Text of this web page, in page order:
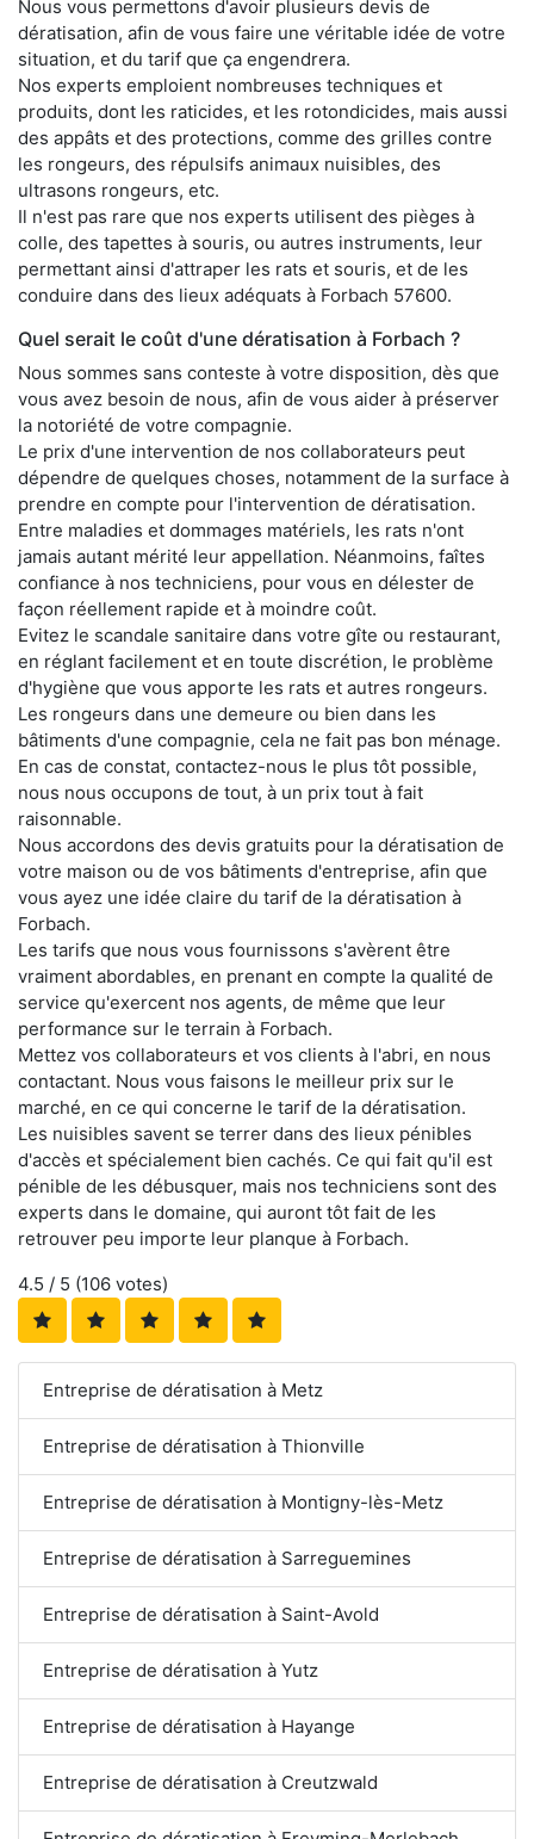
Nous vous permettons d'avoir plusieurs devis de
dératisation, afin de vous faire une véritable idée de votre
situation, et du tarif que ça engendrera.
Nos experts emploient nombreuses techniques et
produits, dont les raticides, et les rotondicides, mais aussi
des appâts et des protections, comme des grilles contre
les rongeurs, des répulsifs animaux nuisibles, des
ultrasons rongeurs, etc.
Il n'est pas rare que nos experts utilisent des pièges à
colle, des tapettes à souris, ou autres instruments, leur
permettant ainsi d'attraper les rats et souris, et de les
conduire dans des lieux adéquats à Forbach 57600.
Quel serait le coût d'une dératisation à Forbach ?
Nous sommes sans conteste à votre disposition, dès que
vous avez besoin de nous, afin de vous aider à préserver
la notoriété de votre compagnie.
Le prix d'une intervention de nos collaborateurs peut
dépendre de quelques choses, notamment de la surface à
prendre en compte pour l'intervention de dératisation.
Entre maladies et dommages matériels, les rats n'ont
jamais autant mérité leur appellation. Néanmoins, faîtes
confiance à nos techniciens, pour vous en délester de
façon réellement rapide et à moindre coût.
Evitez le scandale sanitaire dans votre gîte ou restaurant,
en réglant facilement et en toute discrétion, le problème
d'hygiène que vous apporte les rats et autres rongeurs.
Les rongeurs dans une demeure ou bien dans les
bâtiments d'une compagnie, cela ne fait pas bon ménage.
En cas de constat, contactez-nous le plus tôt possible,
nous nous occupons de tout, à un prix tout à fait
raisonnable.
Nous accordons des devis gratuits pour la dératisation de
votre maison ou de vos bâtiments d'entreprise, afin que
vous ayez une idée claire du tarif de la dératisation à
Forbach.
Les tarifs que nous vous fournissons s'avèrent être
vraiment abordables, en prenant en compte la qualité de
service qu'exercent nos agents, de même que leur
performance sur le terrain à Forbach.
Mettez vos collaborateurs et vos clients à l'abri, en nous
contactant. Nous vous faisons le meilleur prix sur le
marché, en ce qui concerne le tarif de la dératisation.
Les nuisibles savent se terrer dans des lieux pénibles
d'accès et spécialement bien cachés. Ce qui fait qu'il est
pénible de les débusquer, mais nos techniciens sont des
experts dans le domaine, qui auront tôt fait de les
retrouver peu importe leur planque à Forbach.
4.5 / 5 (106 votes)
Entreprise de dératisation à Metz
Entreprise de dératisation à Thionville
Entreprise de dératisation à Montigny-lès-Metz
Entreprise de dératisation à Sarreguemines
Entreprise de dératisation à Saint-Avold
Entreprise de dératisation à Yutz
Entreprise de dératisation à Hayange
Entreprise de dératisation à Creutzwald